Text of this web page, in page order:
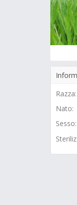
Razza:
Nato:
Sesso: